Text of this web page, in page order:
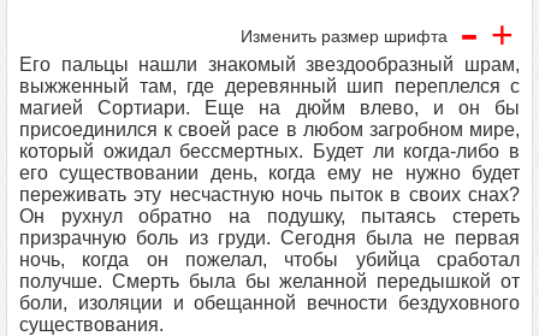
Изменить размер шрифта - +
Его пальцы нашли знакомый звездообразный шрам,
выжженный там, где деревянный шип переплелся с
магией Сортиари. Еще на дюйм влево, и он бы
присоединился к своей расе в любом загробном мире,
который ожидал бессмертных. Будет ли когда-либо в
его существовании день, когда ему не нужно будет
переживать эту несчастную ночь пыток в своих снах?
Он рухнул обратно на подушку, пытаясь стереть
призрачную боль из груди. Сегодня была не первая
ночь, когда он пожелал, чтобы убийца сработал
получше. Смерть была бы желанной передышкой от
боли, изоляции и обещанной вечности бездуховного
существования.